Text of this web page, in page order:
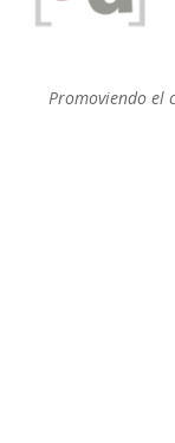
Promoviendo el